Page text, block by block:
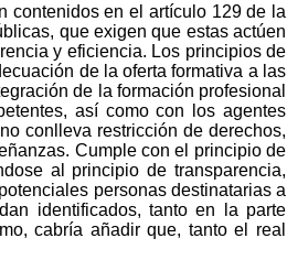
contenidos en el artículo 129 de la
que exigen que estas actúen
y eficiencia. Los principios de
de la oferta formativa a las
de la formación profesional
así como con los agentes
conlleva restricción de derechos,
Cumple con el principio de
al principio de transparencia,
personas destinatarias a
identificados, tanto en la parte
cabría añadir que, tanto el real